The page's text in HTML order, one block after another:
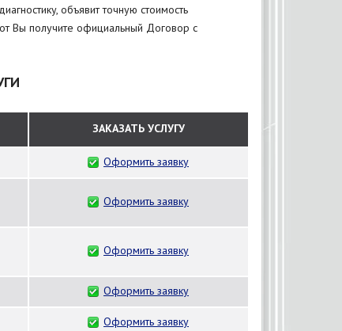
объявит точную стоимость
Вы получите официальный Договор с
ЗАКАЗАТЬ УСЛУГУ
Оформить заявку
Оформить заявку
Оформить заявку
Оформить заявку
Оформить заявку